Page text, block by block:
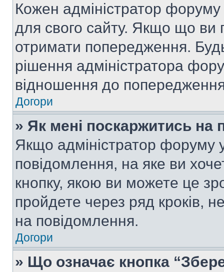
Кожен адміністратор
для свого сайту. Якщо що
отримати попередження.
рішення адміністратора
відношення до
Догори
» Як мені поскаржитись на
Якщо адміністратор форуму
повідомлення, на яке ви
кнопку, якою ви можете це
пройдете через ряд кроків,
на повідомлення.
Догори
» Що означає кнопка